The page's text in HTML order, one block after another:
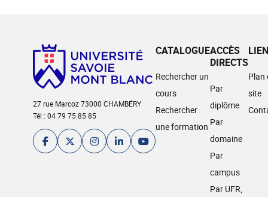
27 rue Marcoz 73000 CHAMBÉRY
Tél : 04 79 75 85 85
CATALOGUE
Rechercher un
cours
Rechercher
une formation
ACCÈS
DIRECTS
Par
diplôme
Par
domaine
Par
campus
Par UFR,
Plan
site